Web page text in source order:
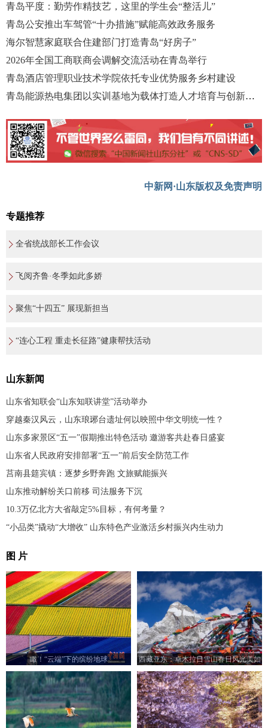
青岛平度：勤劳作精技艺，这里的学生会“整活儿”
青岛公安推出车驾管“十办措施”赋能高效政务服务
海尔智慧家庭联合住建部门打造青岛“好房子”
2026年全国工商联商会调解交流活动在青岛举行
青岛酒店管理职业技术学院依托专业优势服务乡村建设
青岛能源热电集团以实训基地为载体打造人才培育与创新攻坚新高地
中新网·山东版权及免责声明
专题推荐
全省统战部长工作会议
飞阅齐鲁·冬季如此多娇
聚焦“十四五” 展现新担当
“连心工程 重走长征路”健康帮扶活动
山东新闻
山东省知联会“山东知联讲堂”活动举办
穿越秦汉风云，山东琅琊台遗址何以映照中华文明统一性？
山东多家景区“五一”假期推出特色活动 邀游客共赴春日盛宴
山东省人民政府安排部署“五一”前后安全防范工作
莒南县筵宾镇：逐梦乡野奔跑 文旅赋能振兴
山东推动解纷关口前移 司法服务下沉
10.3万亿北方大省敲定5%目标，有何考量？
“小品类”撬动“大增收” 山东特色产业激活乡村振兴内生动力
图 片
瞰！“云端”下的缤纷地球
西藏亚东：卓木拉日雪山春日风光美如
画